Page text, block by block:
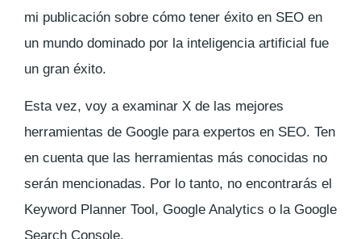
mi publicación sobre cómo tener éxito en SEO en
un mundo dominado por la inteligencia artificial fue
un gran éxito.
Esta vez, voy a examinar X de las mejores
herramientas de Google para expertos en SEO. Ten
en cuenta que las herramientas más conocidas no
serán mencionadas. Por lo tanto, no encontrarás el
Keyword Planner Tool, Google Analytics o la Google
Search Console.